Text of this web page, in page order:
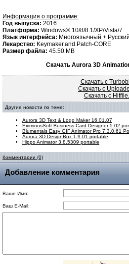
Информация о программе:
Год выпуска: 2016
Платформа: Windows® 10/8/8.1/XP/Vista/7
Язык интерфейса: Многоязычный + Русский
Лекарство: Keymaker.and.Patch-CORE
Размер файла: 45.50 MB
Скачать Aurora 3D
Скачать с
Скачать с
Скачать с
Другие новости по теме:
Aurora 3D Text & Logo Maker 16.01.07
EximiousSoft Business Card Designer 5.02
Blumentals Easy GIF Animator Pro 7.3.0.61
Aurora 3D DesignBox 1.9.01 portable
Hippo Animator 3.8.5309 portable
Комментарии (0)
Добавление комментария
Ваше Имя:
Ваш E-Mail: